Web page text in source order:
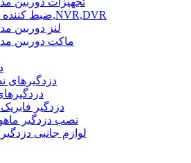
ضبط کننده تصاویر,NVR,DVR
لنز دوربین
ماکت دوربین
دزدگیرهای
دزدگیر
نصب دزدگیر
لوازم جانبی